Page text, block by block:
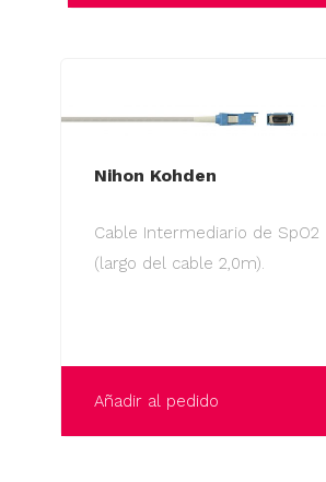
Nihon Kohden
Cable Intermediario de SpO2
(largo del cable 2,0m).
Añadir al pedido